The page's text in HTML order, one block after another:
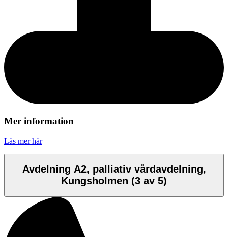
Mer information
Läs mer här
Avdelning A2, palliativ vårdavdelning,
Kungsholmen (3 av 5)